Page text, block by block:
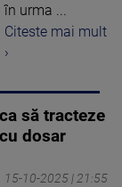
în urma ...
Citeste mai mult
›
să tracteze
dosar
15-10-2025 | 21:55